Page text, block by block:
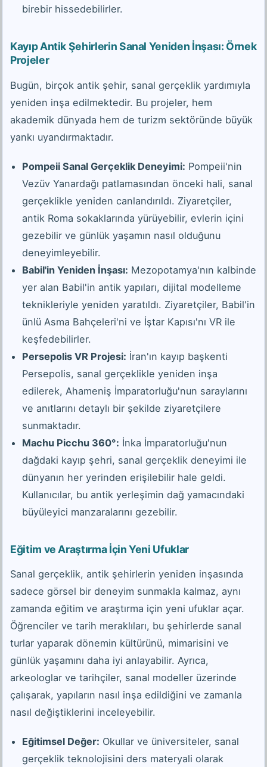
birebir hissedebilirler.
Kayıp Antik Şehirlerin Sanal Yeniden İnşası: Örnek
Projeler
Bugün, birçok antik şehir, sanal gerçeklik yardımıyla
yeniden inşa edilmektedir. Bu projeler, hem
akademik dünyada hem de turizm sektöründe büyük
yankı uyandırmaktadır.
Pompeii Sanal Gerçeklik Deneyimi: Pompeii'nin
Vezüv Yanardağı patlamasından önceki hali, sanal
gerçeklikle yeniden canlandırıldı. Ziyaretçiler,
antik Roma sokaklarında yürüyebilir, evlerin içini
gezebilir ve günlük yaşamın nasıl olduğunu
deneyimleyebilir.
Babil'in Yeniden İnşası: Mezopotamya'nın kalbinde
yer alan Babil'in antik yapıları, dijital modelleme
teknikleriyle yeniden yaratıldı. Ziyaretçiler, Babil'in
ünlü Asma Bahçeleri'ni ve İştar Kapısı'nı VR ile
keşfedebilirler.
Persepolis VR Projesi: İran'ın kayıp başkenti
Persepolis, sanal gerçeklikle yeniden inşa
edilerek, Ahameniş İmparatorluğu'nun saraylarını
ve anıtlarını detaylı bir şekilde ziyaretçilere
sunmaktadır.
Machu Picchu 360°: İnka İmparatorluğu'nun
dağdaki kayıp şehri, sanal gerçeklik deneyimi ile
dünyanın her yerinden erişilebilir hale geldi.
Kullanıcılar, bu antik yerleşimin dağ yamacındaki
büyüleyici manzaralarını gezebilir.
Eğitim ve Araştırma İçin Yeni Ufuklar
Sanal gerçeklik, antik şehirlerin yeniden inşasında
sadece görsel bir deneyim sunmakla kalmaz, aynı
zamanda eğitim ve araştırma için yeni ufuklar açar.
Öğrenciler ve tarih meraklıları, bu şehirlerde sanal
turlar yaparak dönemin kültürünü, mimarisini ve
günlük yaşamını daha iyi anlayabilir. Ayrıca,
arkeologlar ve tarihçiler, sanal modeller üzerinde
çalışarak, yapıların nasıl inşa edildiğini ve zamanla
nasıl değiştiklerini inceleyebilir.
Eğitimsel Değer: Okullar ve üniversiteler, sanal
gerçeklik teknolojisini ders materyali olarak